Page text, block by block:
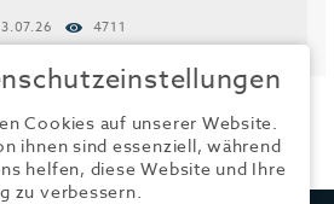
4711
Cookies auf unserer Website.
ihnen sind essenziell, während
helfen, diese Website und Ihre
zu verbessern.